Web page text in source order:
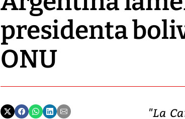
presidenta
ONU
"La